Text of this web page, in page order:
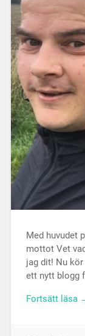
Med huvudet
mottot Vet
jag dit! Nu
ett nytt blogg
Fortsätt läsa